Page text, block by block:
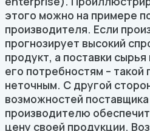
этого можно на примере
производителя. Если
прогнозирует высокий
продукт, а поставки
его потребностям – такой
неточным. С другой
возможностей
производителю
цену своей продукции.